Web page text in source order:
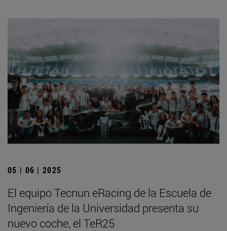
05 | 06 | 2025
El equipo Tecnun eRacing de la Escuela de
Ingeniería de la Universidad presenta su
nuevo coche, el TeR25